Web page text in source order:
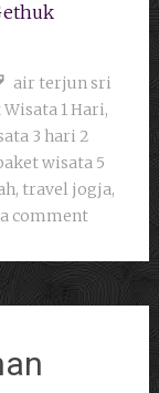
air terjun sri
Wisata 1 Hari,
3 hari 2
wisata 5
, travel jogja,
comment